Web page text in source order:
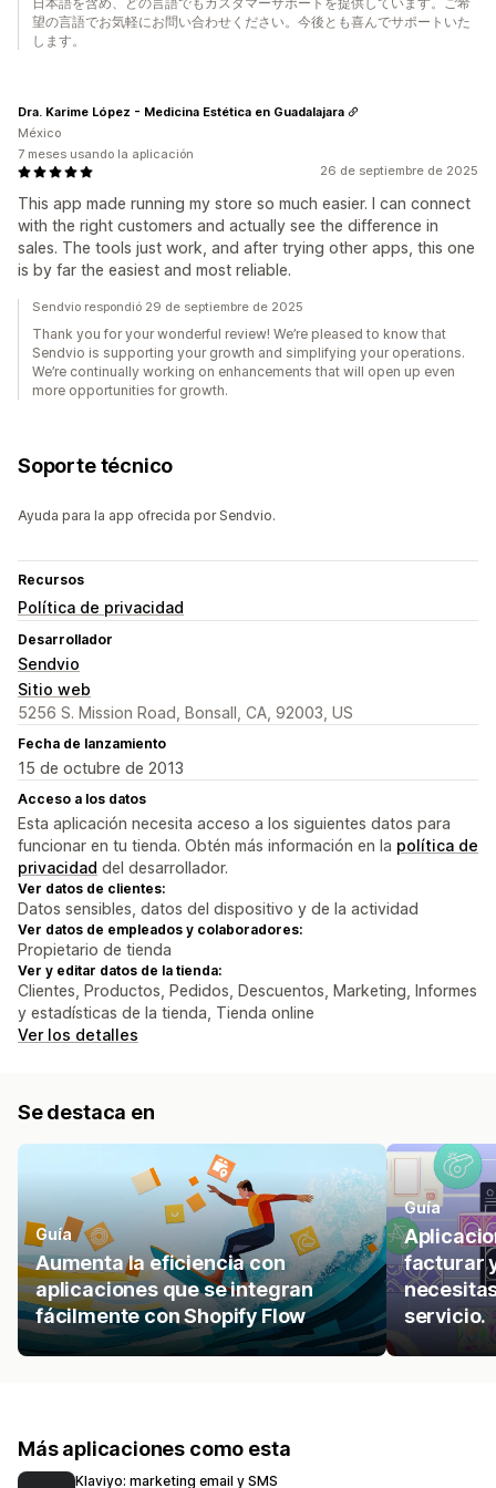
望の言語でお気軽にお問い合わせください。今後とも喜んでサポートいた
します。
26 de septiembre de 2025
This app made running my store so much easier. I can connect
with the right customers and actually see the difference in
sales. The tools just work, and after trying other apps, this one
is by far the easiest and most reliable.
Dra. Karime López - Medicina Estética en Guadalajara
México
7 meses usando la aplicación
Sendvio respondió 29 de septiembre de 2025
Thank you for your wonderful review! We’re pleased to know that
Sendvio is supporting your growth and simplifying your operations.
We’re continually working on enhancements that will open up even
more opportunities for growth.
Soporte técnico
Ayuda para la app ofrecida por Sendvio.
Recursos
Política de privacidad
Desarrollador
Sendvio
Sitio web
5256 S. Mission Road, Bonsall, CA, 92003, US
Fecha de lanzamiento
15 de octubre de 2013
Acceso a los datos
Esta aplicación necesita acceso a los siguientes datos para
funcionar en tu tienda. Obtén más información en la política de
privacidad del desarrollador.
Ver datos de clientes:
Datos sensibles, datos del dispositivo y de la actividad
Ver datos de empleados y colaboradores:
Propietario de tienda
Ver y editar datos de la tienda:
Clientes, Productos, Pedidos, Descuentos, Marketing, Informes
y estadísticas de la tienda, Tienda online
Ver los detalles
Se destaca en
Guía
Aumenta la eficiencia con
aplicaciones que se integran
fácilmente con Shopify Flow
Guía
facturar
servicio.
Más aplicaciones como esta
Klaviyo: marketing email y SMS